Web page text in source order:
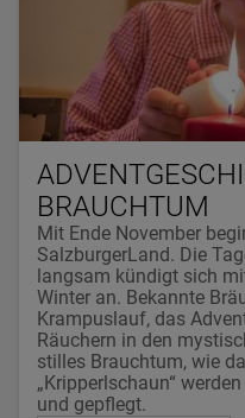
BRAUCHTUM
Mit Ende November
SalzburgerLand. Die
langsam kündigt sich
Winter an. Bekannte
Krampuslauf, das
Räuchern in den
stilles Brauchtum, wie
„Kripperlschaun“
und gepflegt.